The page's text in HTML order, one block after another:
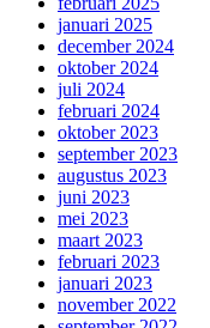
januari 2025
december 2024
oktober 2024
juli 2024
februari 2024
oktober 2023
september 2023
augustus 2023
juni 2023
mei 2023
maart 2023
februari 2023
januari 2023
november 2022